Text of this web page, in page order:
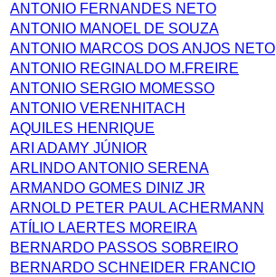
ANTONIO FERNANDES NETO
ANTONIO MANOEL DE SOUZA
ANTONIO MARCOS DOS ANJOS NETO
ANTONIO REGINALDO M.FREIRE
ANTONIO SERGIO MOMESSO
ANTONIO VERENHITACH
AQUILES HENRIQUE
ARI ADAMY JÚNIOR
ARLINDO ANTONIO SERENA
ARMANDO GOMES DINIZ JR
ARNOLD PETER PAUL ACHERMANN
ATÍLIO LAERTES MOREIRA
BERNARDO PASSOS SOBREIRO
BERNARDO SCHNEIDER FRANCIO